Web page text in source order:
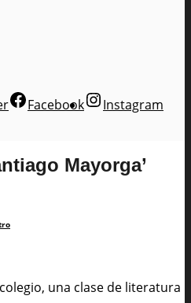
Facebook
Instagram
Mayorga’
una clase de literatura